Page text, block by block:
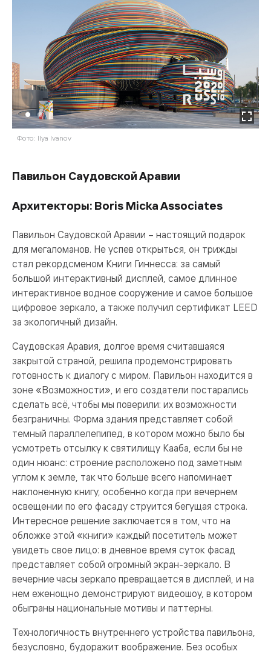
Фото: Ilya Ivanov
Павильон Саудовской Аравии
Архитекторы: Boris Micka Associates
Павильон Саудовской Аравии – настоящий подарок
для мегаломанов. Не успев открыться, он трижды
стал рекордсменом Книги Гиннесса: за самый
большой интерактивный дисплей, самое длинное
интерактивное водное сооружение и самое большое
цифровое зеркало, а также получил сертификат LEED
за экологичный дизайн.
Саудовская Аравия, долгое время считавшаяся
закрытой страной, решила продемонстрировать
готовность к диалогу с миром. Павильон находится в
зоне «Возможности», и его создатели постарались
сделать всё, чтобы мы поверили: их возможности
безграничны. Форма здания представляет собой
темный параллелепипед, в котором можно было бы
усмотреть отсылку к святилищу Кааба, если бы не
один нюанс: строение расположено под заметным
углом к земле, так что больше всего напоминает
наклоненную книгу, особенно когда при вечернем
освещении по его фасаду струится бегущая строка.
Интересное решение заключается в том, что на
обложке этой «книги» каждый посетитель может
увидеть свое лицо: в дневное время суток фасад
представляет собой огромный экран-зеркало. В
вечерние часы зеркало превращается в дисплей, и на
нем еженощно демонстрируют видеошоу, в котором
обыграны национальные мотивы и паттерны.
Технологичность внутреннего устройства павильона,
безусловно, будоражит воображение. Без особых